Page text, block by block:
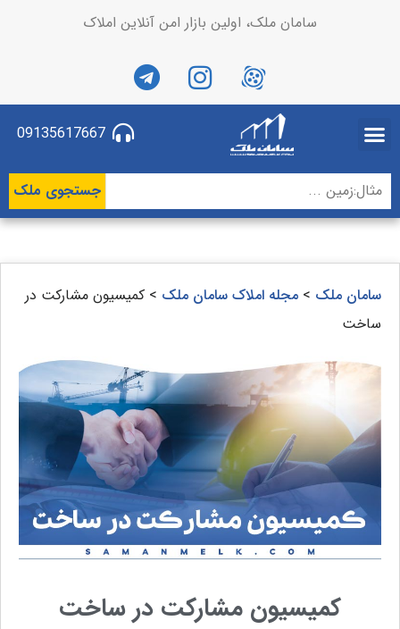
سامان ملک، اولین بازار امن آنلاین املاک
09135617667
جستجوی ملک
سامان ملک > مجله املاک سامان ملک > کمیسیون مشارکت در
ساخت
کمیسیون مشارکت در ساخت